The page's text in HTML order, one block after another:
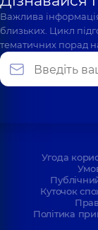
Важлива
близьких. Цикл
тематичних порад
Угода
Куточок
Політика